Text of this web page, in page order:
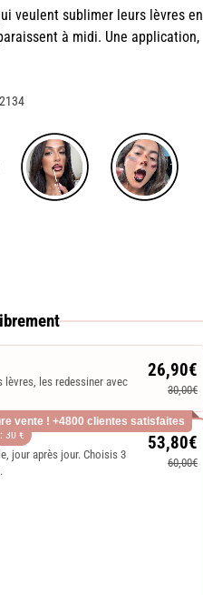
veulent sublimer leurs lèvres en
à midi. Une application,
2134
lèvres, les redessiner avec
26,90€
30,00€
vente ! +4800 clientes satisfaites
30 €
jour après jour. Choisis 3
53,80€
60,00€